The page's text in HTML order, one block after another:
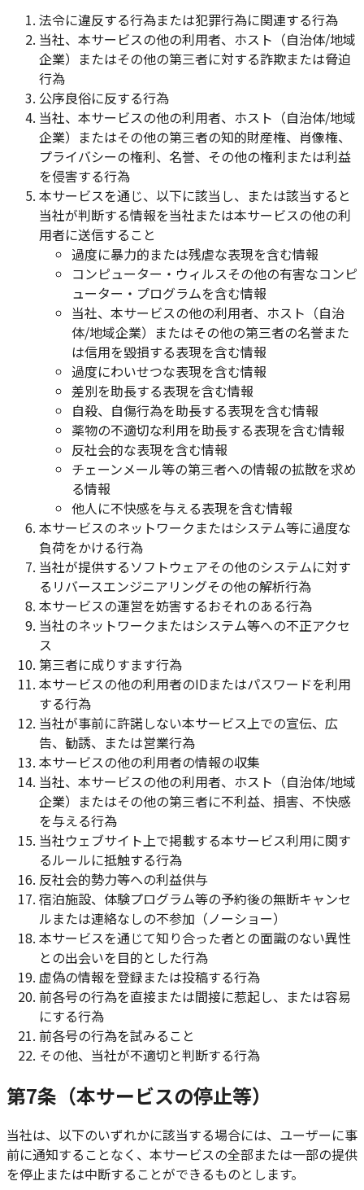
法令に違反する行為または犯罪行為に関連する行為
当社、本サービスの他の利用者、ホスト（自治体/地域
企業）またはその他の第三者に対する詐欺または脅迫
行為
公序良俗に反する行為
当社、本サービスの他の利用者、ホスト（自治体/地域
企業）またはその他の第三者の知的財産権、肖像権、
プライバシーの権利、名誉、その他の権利または利益
を侵害する行為
本サービスを通じ、以下に該当し、または該当すると
当社が判断する情報を当社または本サービスの他の利
用者に送信すること
過度に暴力的または残虐な表現を含む情報
コンピューター・ウィルスその他の有害なコンピ
ューター・プログラムを含む情報
当社、本サービスの他の利用者、ホスト（自治
体/地域企業）またはその他の第三者の名誉また
は信用を毀損する表現を含む情報
過度にわいせつな表現を含む情報
差別を助長する表現を含む情報
自殺、自傷行為を助長する表現を含む情報
薬物の不適切な利用を助長する表現を含む情報
反社会的な表現を含む情報
チェーンメール等の第三者への情報の拡散を求め
る情報
他人に不快感を与える表現を含む情報
本サービスのネットワークまたはシステム等に過度な
負荷をかける行為
当社が提供するソフトウェアその他のシステムに対す
るリバースエンジニアリングその他の解析行為
本サービスの運営を妨害するおそれのある行為
当社のネットワークまたはシステム等への不正アクセ
ス
第三者に成りすます行為
本サービスの他の利用者のIDまたはパスワードを利用
する行為
当社が事前に許諾しない本サービス上での宣伝、広
告、勧誘、または営業行為
本サービスの他の利用者の情報の収集
当社、本サービスの他の利用者、ホスト（自治体/地域
企業）またはその他の第三者に不利益、損害、不快感
を与える行為
当社ウェブサイト上で掲載する本サービス利用に関す
るルールに抵触する行為
反社会的勢力等への利益供与
宿泊施設、体験プログラム等の予約後の無断キャンセ
ルまたは連絡なしの不参加（ノーショー）
本サービスを通じて知り合った者との面識のない異性
との出会いを目的とした行為
虚偽の情報を登録または投稿する行為
前各号の行為を直接または間接に惹起し、または容易
にする行為
前各号の行為を試みること
その他、当社が不適切と判断する行為
第7条（本サービスの停止等）
当社は、以下のいずれかに該当する場合には、ユーザーに事
前に通知することなく、本サービスの全部または一部の提供
を停止または中断することができるものとします。